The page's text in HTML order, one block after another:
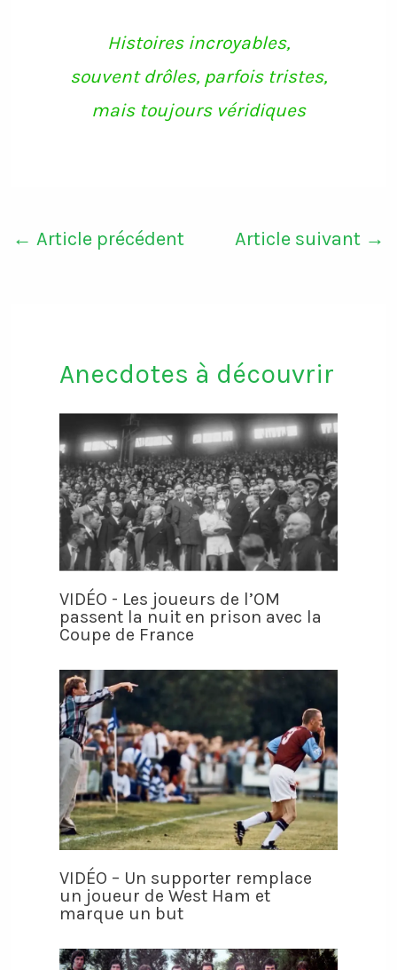
Histoires incroyables,
souvent drôles, parfois tristes,
mais toujours véridiques
← Article précédent Article suivant →
Anecdotes à découvrir
VIDÉO - Les joueurs de l’OM
passent la nuit en prison avec la
Coupe de France
VIDÉO – Un supporter remplace
un joueur de West Ham et
marque un but